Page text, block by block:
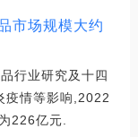
市场规模大约
行业研究及十四
疫情等影响,2022
226亿元.